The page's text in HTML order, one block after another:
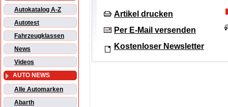
Autokatalog A-Z
Autotest
Fahrzeugklassen
News
Videos
AUTO NEWS
Alle Automarken
Abarth
Artikel drucken
Per E-Mail versenden
Kostenloser Newsletter